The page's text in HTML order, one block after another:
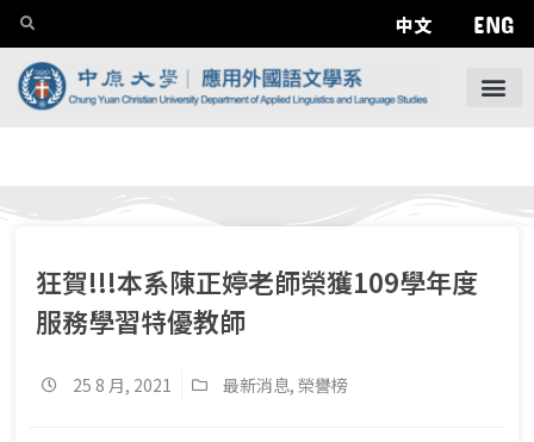
中文 ENG
狂賀!!!本系陳正婷老師榮獲109學年度
服務學習特優教師
25 8 月, 2021 最新消息, 榮譽榜